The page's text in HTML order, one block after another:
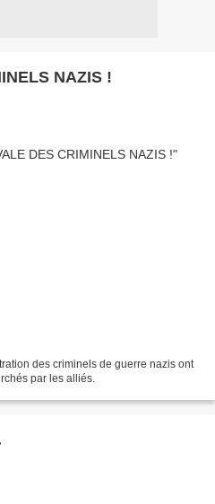
NAZIS !
des criminels de guerre nazis ont
par les alliés.